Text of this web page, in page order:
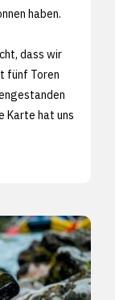
haben.
dass wir
fünf Toren
Karte hat uns